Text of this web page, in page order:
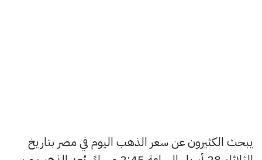
يبحث الكثيرون عن سعر الذهب اليوم في مصر بتاريخ